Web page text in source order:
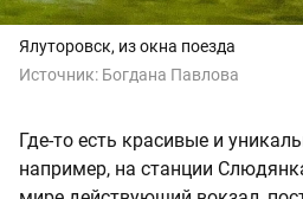
Ялуторовск, из окна поезда
Источник: Богдана Павлова
Где-то есть красивые и
например, на станции